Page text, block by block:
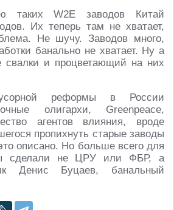
таких W2E заводов Китай
Их теперь там не хватает,
Не шучу. Заводов много,
банально не хватает. Ну а
свалки и процветающий на них
реформы в России
олигархи, Greenpeace,
агентов влияния, вроде
пропихнуть старые заводы
описано. Но больше всего для
сделали не ЦРУ или ФБР, а
Денис Буцаев, банальный